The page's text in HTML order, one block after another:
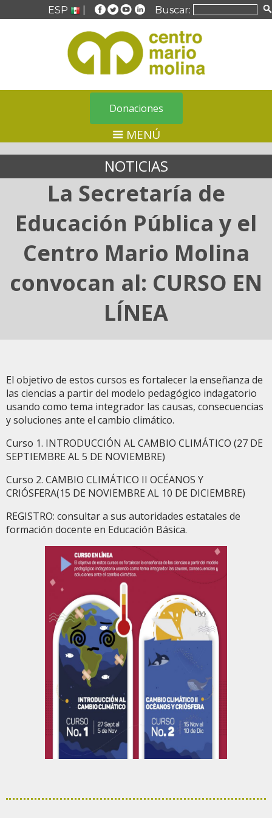
ESP Buscar:
Donaciones
MENÚ
NOTICIAS
La Secretaría de
Educación Pública y el
Centro Mario Molina
convocan al: CURSO EN
LÍNEA
El objetivo de estos cursos es fortalecer la enseñanza de
las ciencias a partir del modelo pedagógico indagatorio
usando como tema integrador las causas, consecuencias
y soluciones ante el cambio climático.
Curso 1. INTRODUCCIÓN AL CAMBIO CLIMÁTICO (27 DE
SEPTIEMBRE AL 5 DE NOVIEMBRE)
Curso 2. CAMBIO CLIMÁTICO II OCÉANOS Y
CRIÓSFERA(15 DE NOVIEMBRE AL 10 DE DICIEMBRE)
REGISTRO: consultar a sus autoridades estatales de
formación docente en Educación Básica.